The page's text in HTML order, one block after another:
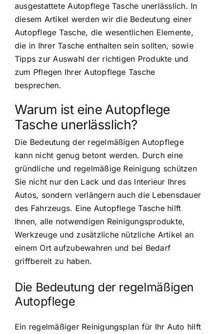
ausgestattete Autopflege Tasche unerlässlich. In
diesem Artikel werden wir die Bedeutung einer
Autopflege Tasche, die wesentlichen Elemente,
die in Ihrer Tasche enthalten sein sollten, sowie
Tipps zur Auswahl der richtigen Produkte und
zum Pflegen Ihrer Autopflege Tasche
besprechen.
Warum ist eine Autopflege
Tasche unerlässlich?
Die Bedeutung der regelmäßigen Autopflege
kann nicht genug betont werden. Durch eine
gründliche und regelmäßige Reinigung schützen
Sie nicht nur den Lack und das Interieur Ihres
Autos, sondern verlängern auch die Lebensdauer
des Fahrzeugs. Eine Autopflege Tasche hilft
Ihnen, alle notwendigen Reinigungsprodukte,
Werkzeuge und zusätzliche nützliche Artikel an
einem Ort aufzubewahren und bei Bedarf
griffbereit zu haben.
Die Bedeutung der regelmäßigen
Autopflege
Ein regelmäßiger Reinigungsplan für Ihr Auto hilft